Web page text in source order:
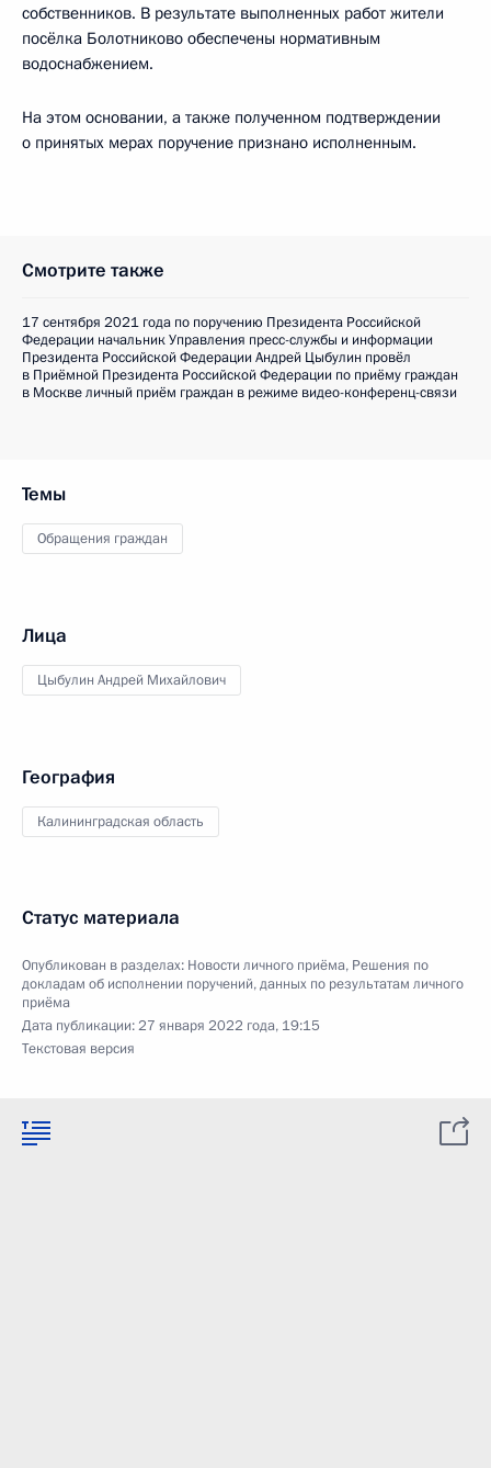
собственников. В результате выполненных работ жители
посёлка Болотниково обеспечены нормативным
водоснабжением.
На этом основании, а также полученном подтверждении
о принятых мерах поручение признано исполненным.
Смотрите также
17 сентября 2021 года по поручению Президента Российской
Федерации начальник Управления пресс-службы и информации
Президента Российской Федерации Андрей Цыбулин провёл
в Приёмной Президента Российской Федерации по приёму граждан
в Москве личный приём граждан в режиме видео-конференц-связи
Темы
Обращения граждан
Лица
Цыбулин Андрей Михайлович
География
Калининградская область
Статус материала
Опубликован в разделах: Новости личного приёма, Решения по
докладам об исполнении поручений, данных по результатам личного
приёма
Дата публикации:27 января 2022 года, 19:15
Текстовая версия